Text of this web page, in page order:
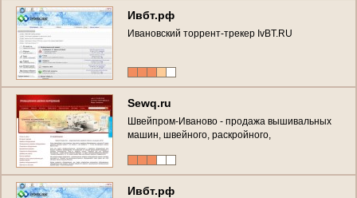
Ивбт.рф
Ивановский торрент-трекер IvBT.RU
Sewq.ru
Швейпром-Иваново - продажа вышивальных
машин, швейного, раскройного,
машины. (Россия, Ивановская область,
Иваново)
Ивбт.рф